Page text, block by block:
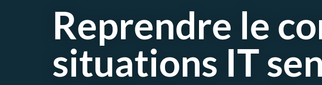
Reprendre le
situations IT